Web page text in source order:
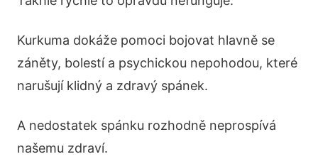
Kurkuma dokáže pomoci bojovat hlavně se
záněty, bolestí a psychickou nepohodou, které
narušují klidný a zdravý spánek.
A nedostatek spánku rozhodně neprospívá
našemu zdraví.